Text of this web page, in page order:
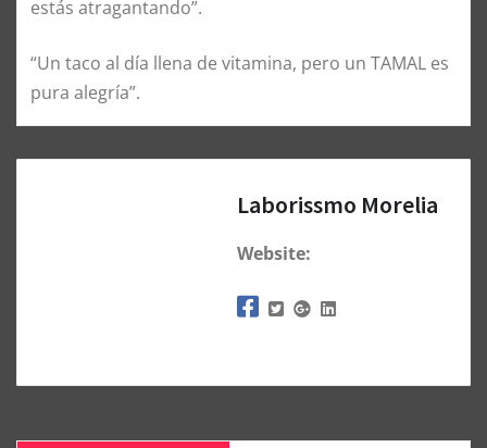
estás atragantando”.
“Un taco al día llena de vitamina, pero un TAMAL es
pura alegría”.
Laborissmo Morelia
Website: